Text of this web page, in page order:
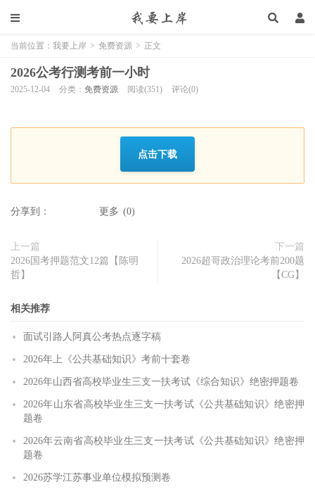
当前位置： 我要上岸 > 免费资源 > 正文
2026公考行测考前一小时
2025-12-04 分类： 免费资源 阅读(351) 评论(0)
点击下载
分享到： 更多 (0)
上一篇
2026国考押题范文12篇【陈明
哲】
下一篇
2026超哥政治理论考前200题
【CG】
相关推荐
面试引路人阿真公考热点逐字稿
2026年上《公共基础知识》考前十套卷
2026年山西省高校毕业生三支一扶考试《综合知识》绝密押题卷
2026年山东省高校毕业生三支一扶考试《公共基础知识》绝密押
题卷
2026年云南省高校毕业生三支一扶考试《公共基础知识》绝密押
题卷
2026苏学江苏事业单位模拟预测卷